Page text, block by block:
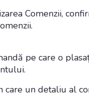
Comenzii,
pe care o
care un detaliu al